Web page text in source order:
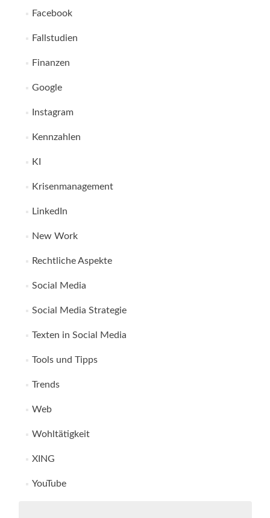
Facebook
Fallstudien
Finanzen
Google
Instagram
Kennzahlen
KI
Krisenmanagement
LinkedIn
New Work
Rechtliche Aspekte
Social Media
Social Media Strategie
Texten in Social Media
Tools und Tipps
Trends
Web
Wohltätigkeit
XING
YouTube